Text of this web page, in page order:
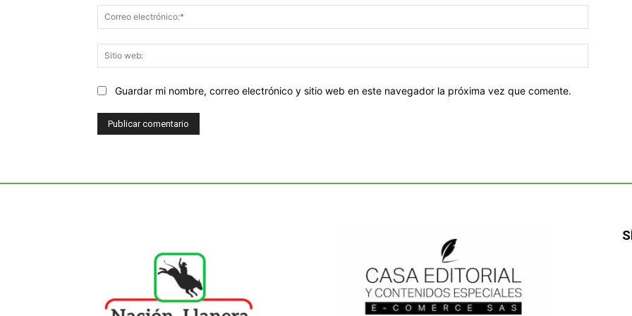
web:
Guardar mi nombre, correo electrónico y sitio web en este navegador la próxima vez que comente.